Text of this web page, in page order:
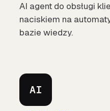
AI agent do obsługi
naciskiem na
bazie wiedzy.
AI